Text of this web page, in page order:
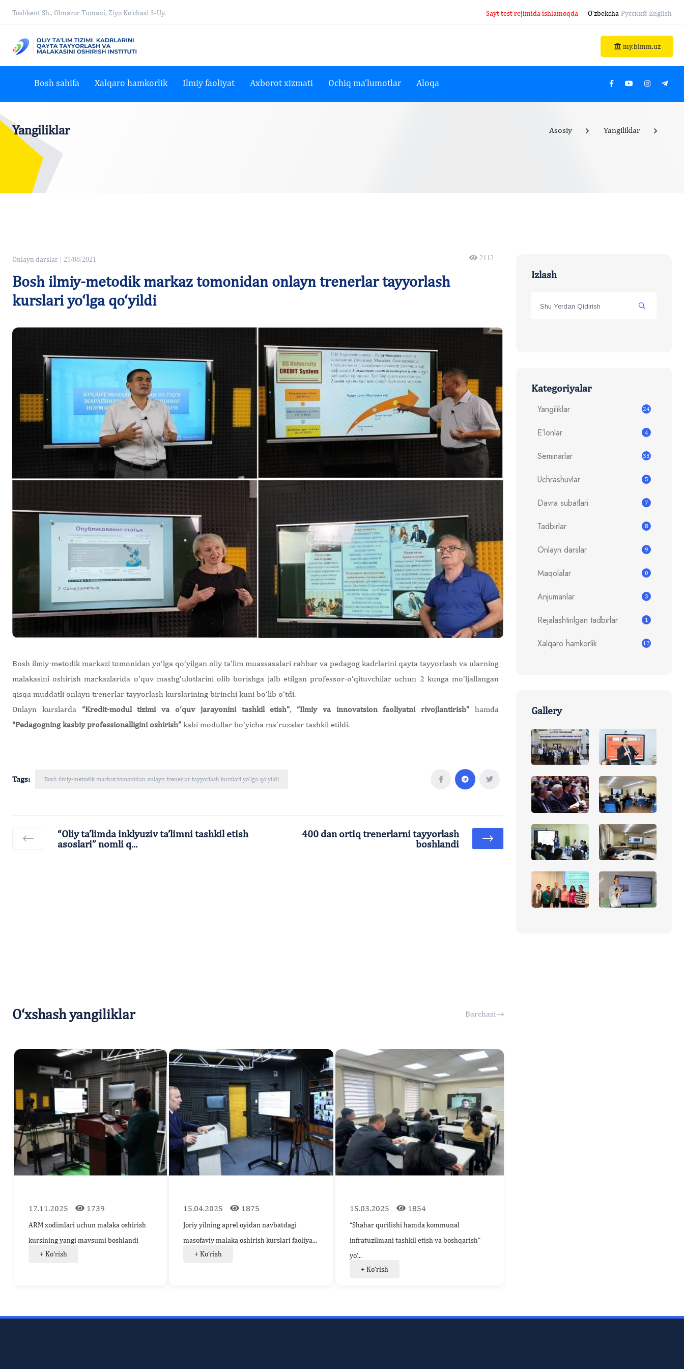
Toshkent Sh., Olmazor Tumani, Ziyo Ko‘chasi 3-Uy. Sayt test rejimida ishlamoqda O‘zbekcha Русский English
my.bimm.uz
Bosh sahifa Xalqaro hamkorlik Ilmiy faoliyat Axborot xizmati Ochiq ma’lumotlar Aloqa
Yangiliklar Asosiy Yangiliklar
Onlayn darslar | 21/08/2021 2112
Bosh ilmiy-metodik markaz tomonidan onlayn trenerlar tayyorlash
kurslari yo‘lga qo‘yildi
Bosh ilmiy-metodik markazi tomonidan yo‘lga qo‘yilgan oliy ta’lim muassasalari rahbar va pedagog kadrlarini qayta tayyorlash va ularning
malakasini oshirish markazlarida o‘quv mashg‘ulotlarini olib borishga jalb etilgan professor-o‘qituvchilar uchun 2 kunga mo‘ljallangan
qisqa muddatli onlayn trenerlar tayyorlash kurslarining birinchi kuni bo‘lib o‘tdi.
Onlayn kurslarda “Kredit-modul tizimi va o‘quv jarayonini tashkil etish”, “Ilmiy va innovatsion faoliyatni rivojlantirish” hamda
“Pedagogning kasbiy professionalligini oshirish” kabi modullar bo‘yicha ma’ruzalar tashkil etildi.
Tags: Bosh ilmiy-metodik markaz tomonidan onlayn trenerlar tayyorlash kurslari yo‘lga qo‘yildi
“Oliy ta’limda inklyuziv ta’limni tashkil etish
asoslari” nomli q...
400 dan ortiq trenerlarni tayyorlash
boshlandi
Izlash
Kategoriyalar
Yangiliklar
24
E’lonlar 4
Seminarlar 33
Uchrashuvlar 5
Davra subatlari 7
Tadbirlar 8
Onlayn darslar 9
Maqolalar 0
Anjumanlar 3
Rejalashtirilgan tadbirlar 1
Xalqaro hamkorlik 12
Gallery
O‘xshash yangiliklar Barchasi
17.11.2025 1739
ARM xodimlari uchun malaka oshirish
kursining yangi mavsumi boshlandi
+ Ko‘rish
15.04.2025 1875
Joriy yilning aprel oyidan navbatdagi
masofaviy malaka oshirish kurslari faoliya...
+ Ko‘rish
15.03.2025 1854
“Shahar qurilishi hamda kommunal
infratuzilmani tashkil etish va boshqarish”
yo‘...
+ Ko‘rish